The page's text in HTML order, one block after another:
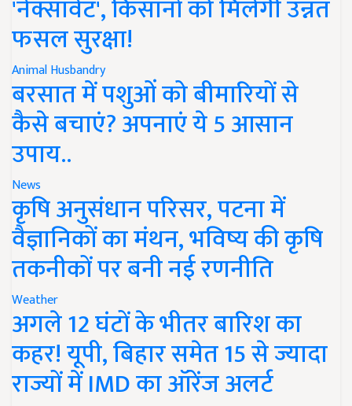
'नेक्सावेट', किसानों को मिलेगी उन्नत
फसल सुरक्षा!
Animal Husbandry
बरसात में पशुओं को बीमारियों से
कैसे बचाएं? अपनाएं ये 5 आसान
उपाय..
News
कृषि अनुसंधान परिसर, पटना में
वैज्ञानिकों का मंथन, भविष्य की कृषि
तकनीकों पर बनी नई रणनीति
Weather
अगले 12 घंटों के भीतर बारिश का
कहर! यूपी, बिहार समेत 15 से ज्यादा
राज्यों में IMD का ऑरेंज अलर्ट